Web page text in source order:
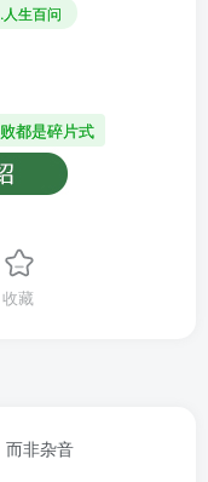
人生百问
都是碎片式
收藏
而非杂音